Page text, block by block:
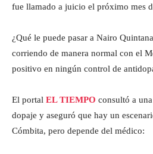
fue llamado a juicio el próximo mes
¿Qué le puede pasar a Nairo
corriendo de manera normal con el
positivo en ningún control de
El portal EL TIEMPO consultó a
dopaje y aseguró que hay un
Cómbita, pero depende del médico: